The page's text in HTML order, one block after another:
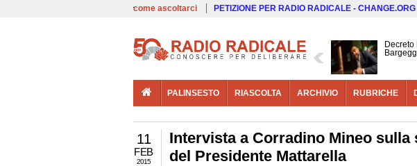
come ascoltarci PETIZIONE PER RADIO RADICALE - CHANGE.ORG
PALINSESTO RIASCOLTA ARCHIVIO RUBRICHE
11
FEB
2015
Intervista a Corradino Mineo
del Presidente Mattarella